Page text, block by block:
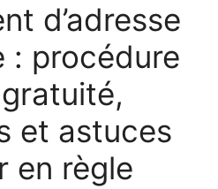
d’adresse
: procédure
et astuces
en règle